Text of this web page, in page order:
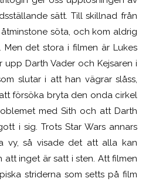
sätt. Till skillnad från
åtminstone söta, och kom aldrig
det stora i filmen är Lukes
upp Darth Vader och Kejsaren i
slutar i att han vägrar slåss,
försöka bryta den onda cirkel
med Sith och att Darth
i sig. Trots Star Wars annars
vy, så visade det att alla kan
inget är satt i sten. Att filmen
striderna som setts på film